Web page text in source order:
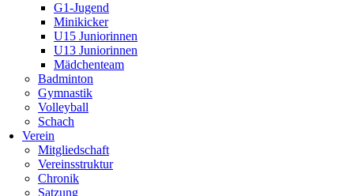
G1-Jugend
Minikicker
U15 Juniorinnen
U13 Juniorinnen
Mädchenteam
Badminton
Gymnastik
Volleyball
Schach
Verein
Mitgliedschaft
Vereinsstruktur
Chronik
Satzung